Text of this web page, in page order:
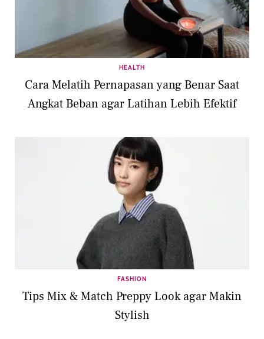
HEALTH
Cara Melatih Pernapasan yang Benar Saat
Angkat Beban agar Latihan Lebih Efektif
FASHION
Tips Mix & Match Preppy Look agar Makin
Stylish